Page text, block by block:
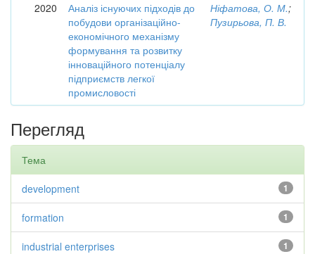
2020
Аналіз існуючих підходів до
побудови організаційно-
економічного механізму
формування та розвитку
інноваційного потенціалу
підприємств легкої
промисловості
Ніфатова, О. М.;
Пузирьова, П. В.
Перегляд
Тема
1
development
1
formation
1
industrial enterprises